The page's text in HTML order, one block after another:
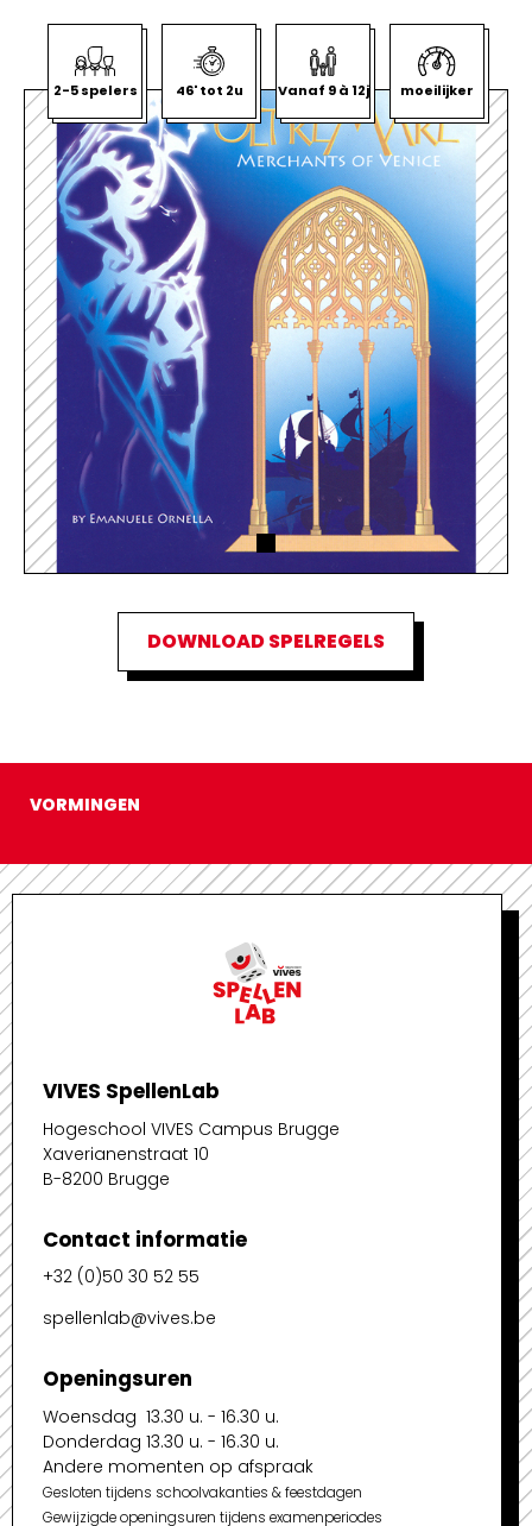
2-5 spelers 46' tot 2u Vanaf 9 à 12j moeilijker
DOWNLOAD SPELREGELS
VORMINGEN
VIVES SpellenLab
Hogeschool VIVES Campus Brugge
Xaverianenstraat 10
B-8200 Brugge
Contact informatie
+32 (0)50 30 52 55
spellenlab@vives.be
Openingsuren
Woensdag 13.30 u. - 16.30 u.
Donderdag 13.30 u. - 16.30 u.
Andere momenten op afspraak
Gesloten tijdens schoolvakanties & feestdagen
Gewijzigde openingsuren tijdens examenperiodes